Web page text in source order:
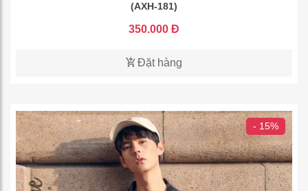
(AXH-181)
350.000 Đ
Đặt hàng
- 15%